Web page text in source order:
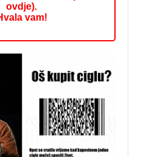
ovdje).
vam!